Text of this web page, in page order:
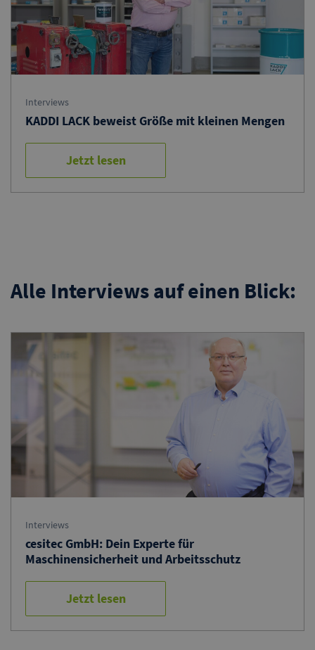
Interviews
KADDI LACK beweist Größe mit kleinen Mengen
Jetzt lesen
Alle Interviews auf einen Blick:
Interviews
cesitec GmbH: Dein Experte für
Maschinensicherheit und Arbeitsschutz
Jetzt lesen